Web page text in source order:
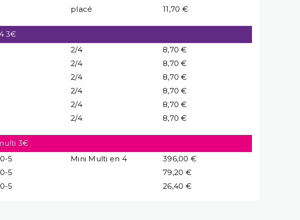
placé 11,70 €
3€
2/4
8,70 €
2/4
8,70 €
2/4
8,70 €
2/4
8,70 €
2/4
8,70 €
2/4 8,70 €
3€
5
Mini Multi en 4
396,00 €
5
79,20 €
5
26,40 €